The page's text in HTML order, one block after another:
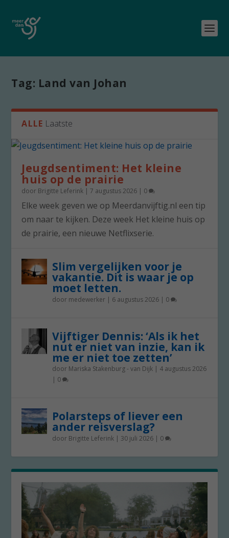
Tag: Land van Johan
ALLE Laatste
Jeugdsentiment: Het kleine
huis op de prairie
door Brigitte Leferink |7 augustus 2026 | 0
Elke week geven we op Meerdanvijftig.nl een tip
om naar te kijken. Deze week Het kleine huis op
de prairie, een nieuwe Netflixserie.
Slim vergelijken voor je
vakantie. Dit is waar je op
moet letten.
door medewerker | 6 augustus 2026 | 0
Vijftiger Dennis: ‘Als ik het
nut er niet van inzie, kan ik
me er niet toe zetten’
door Mariska Stakenburg - van Dijk | 4 augustus 2026
| 0
Polarsteps of liever een
ander reisverslag?
door Brigitte Leferink | 30 juli 2026 | 0